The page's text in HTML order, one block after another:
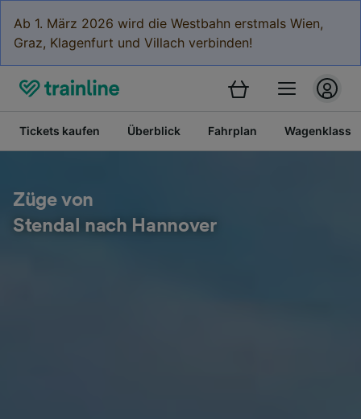
Ab 1. März 2026 wird die Westbahn erstmals Wien,
Graz, Klagenfurt und Villach verbinden!
Tickets kaufen Überblick Fahrplan
Züge von
Stendal nach Hannover